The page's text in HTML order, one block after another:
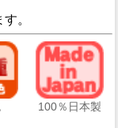
。
100％日本製